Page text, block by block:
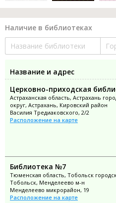
Наличие в библиотеках
Название и адрес
Церковно-приходская
Астраханская область, Астрахань
округ, Астрахань, Кировский район
Василия Тредиаковского, 2/2
Расположение на карте
Библиотека №7
Тюменская область, Тобольск
Тобольск, Менделеево м-н
Менделеево микрорайон, 19
Расположение на карте